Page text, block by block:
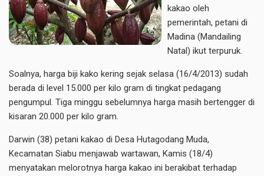
kakao oleh
pemerintah, petani di
Madina (Mandailing
Natal) ikut terpuruk.
Soalnya, harga biji kako kering sejak selasa (16/4/2013) sudah
berada di level 15.000 per kilo gram di tingkat pedagang
pengumpul. Tiga minggu sebelumnya harga masih bertengger di
kisaran 20.000 per kilo gram.
Darwin (38) petani kakao di Desa Hutagodang Muda,
Kecamatan Siabu menjawab wartawan, Kamis (18/4)
menyatakan melorotnya harga kakao ini berakibat terhadap